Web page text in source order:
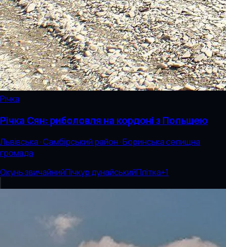
Річка
Річка Сян: риболовля на кордоні з Польщею
Львівська · Самбірський район · Боринська селищна
громада
Окунь звичайнийПічкур дунайськийПлітка+1